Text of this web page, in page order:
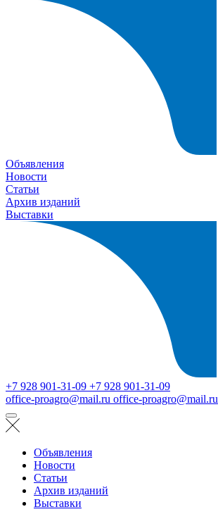
Объявления
Новости
Статьи
Архив изданий
Выставки
+7 928 901-31-09 +7 928 901-31-09
office-proagro@mail.ru office-proagro@mail.ru
Объявления
Новости
Статьи
Архив изданий
Выставки